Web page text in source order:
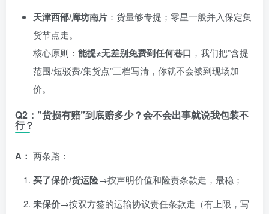
天津西部/廊坊南片 ：货量够专提；零星一般并入保定集
货节点走。
核心原则： 能提≠无差别免费到任何巷口 ，我们把”含提
范围/短驳费/集货点”三档写清，你就不会被到现场加
价。
Q2：”货损有赔”到底赔多少？会不会出事就说我包装不
行？
A： 两条路：
买了保价/货运险→按声明价值和险责条款走，最稳；
未保价→按双方签的运输协议责任条款走（有上限，写